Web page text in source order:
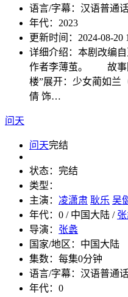
语言/字幕： 汉语普通
年代： 2023
更新时间： 2024-08-20
详细介绍： 本剧改编
作者李薄茧。 故事
楼”展开：少女蔺如兰
倩 饰…
问天
问天完结
状态： 完结
类型：
主演： 凌潇肃 耿乐 吴
年代： 0 / 中国大陆 /
导演： 张蠡
国家/地区： 中国大陆
集数： 每集0分钟
语言/字幕： 汉语普通
年代： 0